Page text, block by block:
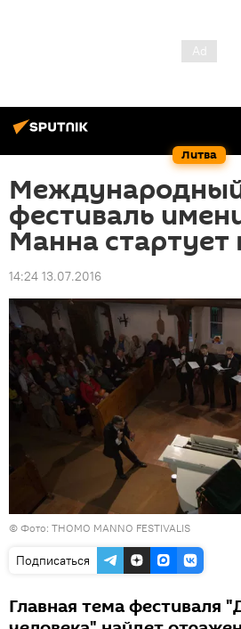
Литва
фестиваль
Манна стартует
14:24 13.07.2016
© Фото: THOMO MANNO FESTIVALIS
Подписаться
Главная тема фестиваля